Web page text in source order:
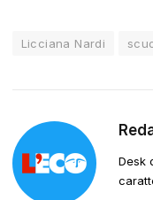
Licciana Nardi
Desk